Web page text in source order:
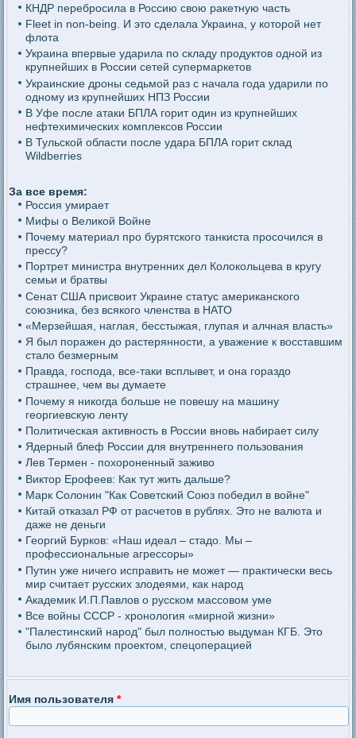
КНДР перебросила в Россию свою ракетную часть
Fleet in non-being. И это сделала Украина, у которой нет
флота
Украина впервые ударила по складу продуктов одной из
крупнейших в России сетей супермаркетов
Украинские дроны седьмой раз с начала года ударили по
одному из крупнейших НПЗ России
В Уфе после атаки БПЛА горит один из крупнейших
нефтехимических комплексов России
В Тульской области после удара БПЛА горит склад
Wildberries
За все время:
Россия умирает
Мифы о Великой Войне
Почему материал про бурятского танкиста просочился в
прессу?
Портрет министра внутренних дел Колокольцева в кругу
семьи и братвы
Сенат США присвоит Украине статус американского
союзника, без всякого членства в НАТО
«Мерзейшая, наглая, бесстыжая, глупая и алчная власть»
Я был поражен до растерянности, а уважение к восставшим
стало безмерным
Правда, господа, все-таки всплывет, и она гораздо
страшнее, чем вы думаете
Почему я никогда больше не повешу на машину
георгиевскую ленту
Политическая активность в России вновь набирает силу
Ядерный блеф России для внутреннего пользования
Лев Термен - похороненный заживо
Виктор Ерофеев: Как тут жить дальше?
Марк Солонин "Как Советский Союз победил в войне"
Китай отказал РФ от расчетов в рублях. Это не валюта и
даже не деньги
Георгий Бурков: «Наш идеал – стадо. Мы –
профессиональные агрессоры»
Путин уже ничего исправить не может — практически весь
мир считает русских злодеями, как народ
Академик И.П.Павлов о русском массовом уме
Все войны СССР - хронология «мирной жизни»
"Палестинский народ" был полностью выдуман КГБ. Это
было лубянским проектом, спецоперацией
Имя пользователя*